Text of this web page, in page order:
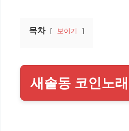
목차 보이기
새솔동 코인노